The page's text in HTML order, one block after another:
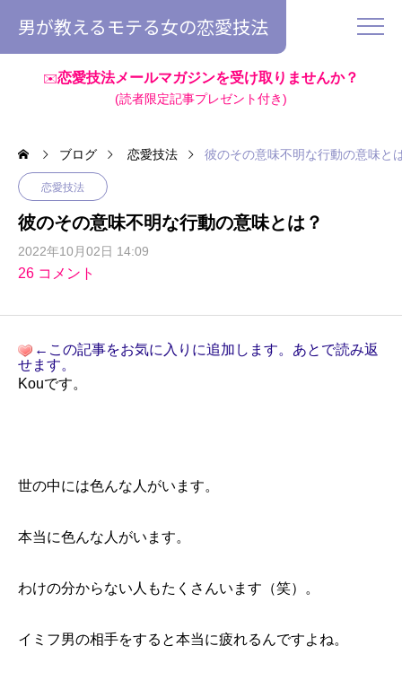
男が教えるモテる女の恋愛技法
✉️恋愛技法メールマガジンを受け取りませんか？
(読者限定記事プレゼント付き)
ブログ 恋愛技法 彼のその意味不明な行動の意味と
恋愛技法
彼のその意味不明な行動の意味とは？
2022年10月02日 14:09
26 コメント
←この記事をお気に入りに追加します。あとで読み返
せます。
Kouです。
世の中には色んな人がいます。
本当に色んな人がいます。
わけの分からない人もたくさんいます（笑）。
イミフ男の相手をすると本当に疲れるんですよね。